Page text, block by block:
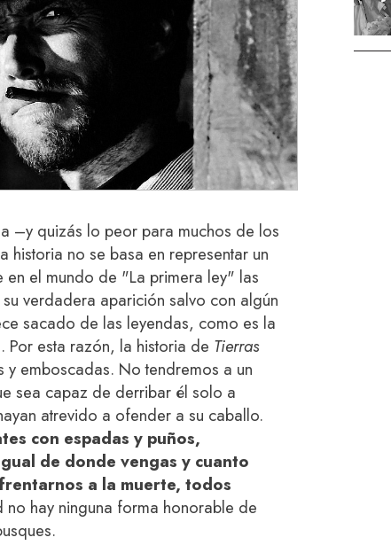
–y quizás lo peor para muchos de los
historia no se basa en representar un
en el mundo de "La primera ley" las
verdadera aparición salvo con algún
sacado de las leyendas, como es la
esta razón, la historia de Tierras
emboscadas. No tendremos a un
sea capaz de derribar él solo a
atrevido a ofender a su caballo.
con espadas y puños,
de donde vengas y cuanto
a la muerte, todos
no hay ninguna forma honorable de